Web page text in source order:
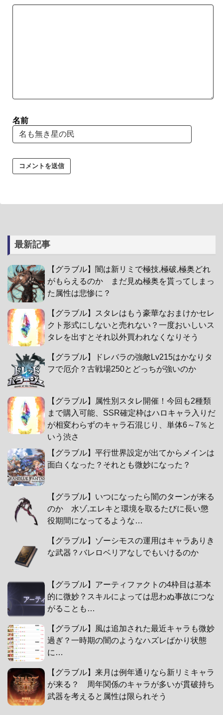
名前
最新記事
【グラブル】闇は新リミで極技,極破,極奥どれ
がもらえるのか まだ見ぬ極奥を貰ってしまっ
た属性は悲惨に？
【グラブル】スタレはもう豪華なおまけかセレ
クト形式にしないと売れない？一度おいしいス
タレを出すとそれ以外買われなくなりそう
【グラブル】ドレバラの強敵Lv215はかなりタ
フで厄介？古戦場250とどっちが強いのか
【グラブル】属性別スタレ開催！今回も2種類
まで購入可能、SSR確定枠はハロキャラ入りだ
が相変わらずのキャラ石混じり、単体6～7％と
いう渋さ
【グラブル】平行世界設定が出てからメインは
面白くなった？それとも微妙になった？
【グラブル】いつになったら闇のターンが来る
のか 水ゾ,エレキと環境を取るたびに長い懲
役期間になってるような…
【グラブル】ゾーシモスの運用はキャラありき
な武器？バレロベリアなしでもいけるのか
【グラブル】アーティファクトの4枠目は基本
的に微妙？スキルによっては思わぬ事故につな
がることも…
【グラブル】風は追加された最近キャラも微妙
過ぎ？一時期の闇のようなハズレばかり状態
に…
【グラブル】来月は例年通りなら新リミキャラ
が来る？ 周年関係のキャラが多いが貫破持ち
武器を考えると属性は限られそう